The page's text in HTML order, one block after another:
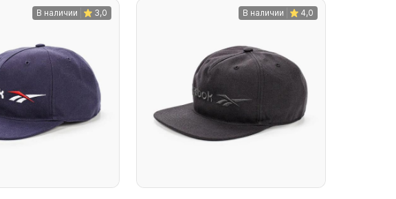
В корзину шт В корзину
В наличии 3,0 В наличии 4,0